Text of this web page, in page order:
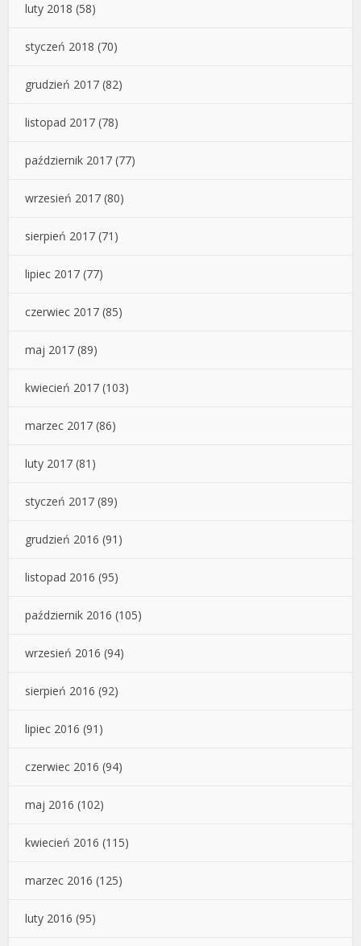
luty 2018 (58)
styczeń 2018 (70)
grudzień 2017 (82)
listopad 2017 (78)
październik 2017 (77)
wrzesień 2017 (80)
sierpień 2017 (71)
lipiec 2017 (77)
czerwiec 2017 (85)
maj 2017 (89)
kwiecień 2017 (103)
marzec 2017 (86)
luty 2017 (81)
styczeń 2017 (89)
grudzień 2016 (91)
listopad 2016 (95)
październik 2016 (105)
wrzesień 2016 (94)
sierpień 2016 (92)
lipiec 2016 (91)
czerwiec 2016 (94)
maj 2016 (102)
kwiecień 2016 (115)
marzec 2016 (125)
luty 2016 (95)